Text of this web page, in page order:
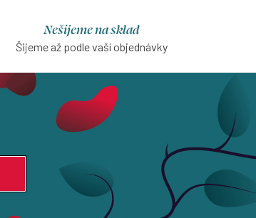
Nešijeme na sklad
Šijeme až podle vaší objednávky